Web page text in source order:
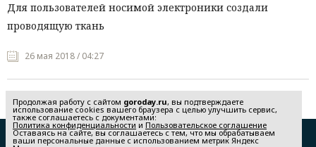
Для пользователей носимой электроники создали
проводящую ткань
26 мая 2018 / 04:27
Редакция Реклама
Продолжая работу с сайтом goroday.ru, вы подтверждаете
использование cookies вашего браузера с целью улучшить сервис,
также соглашаетесь с документами:
Политика конфиденциальности и Пользовательское соглашение
Оставаясь на сайте, вы соглашаетесь с тем, что мы обрабатываем
ваши персональные данные с использованием метрик Яндекс